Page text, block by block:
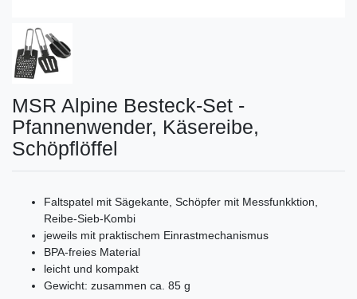
MSR Alpine Besteck-Set -
Pfannenwender, Käsereibe,
Schöpflöffel
Faltspatel mit Sägekante, Schöpfer mit Messfunkktion,
Reibe-Sieb-Kombi
jeweils mit praktischem Einrastmechanismus
BPA-freies Material
leicht und kompakt
Gewicht: zusammen ca. 85 g